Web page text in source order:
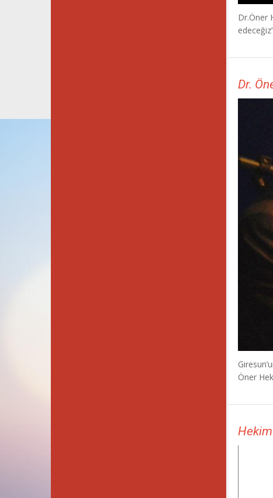
Dr.Öner
Dr.
Öner
Hekim